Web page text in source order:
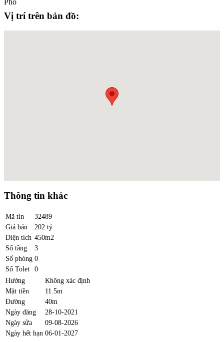
Vị trí trên bản đồ:
Thông tin khác
Mã tin
32489
Giá bán
202 tỷ
Diện tích 450m2
Số tầng
3
Số phòng 0
Số Tolet
0
Hướng
Không xác định
Mặt tiền
11.5m
Đường
40m
Ngày đăng
28-10-2021
Ngày sửa
09-08-2026
Ngày hết hạn 06-01-2027